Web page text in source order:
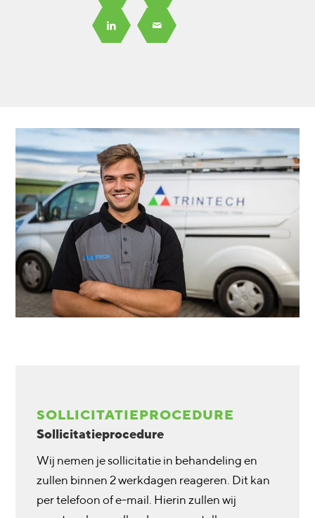
SOLLICITATIEPROCEDURE
Sollicitatieprocedure
Wij nemen je sollicitatie in behandeling en
zullen binnen 2 werkdagen reageren. Dit kan
per telefoon of e-mail. Hierin zullen wij